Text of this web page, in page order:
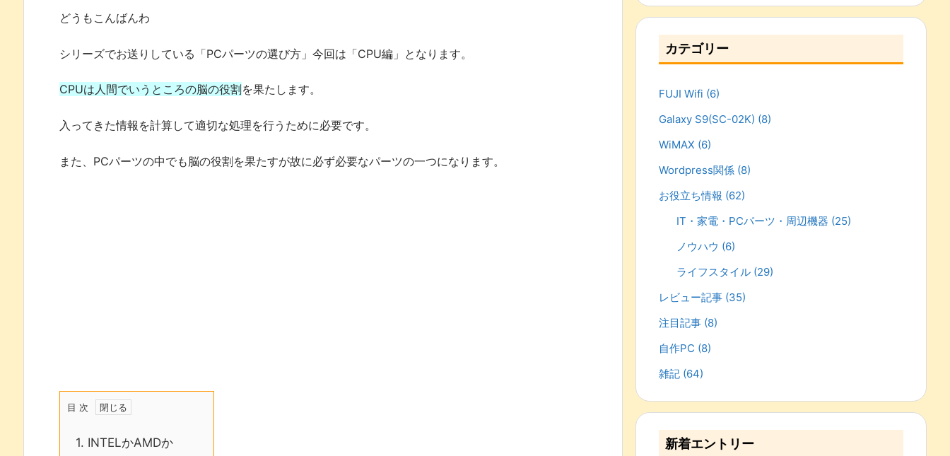
どうもこんばんわ
シリーズでお送りしている「PCパーツの選び方」今回は「CPU編」となります。
CPUは人間でいうところの脳の役割を果たします。
入ってきた情報を計算して適切な処理を行うために必要です。
また、PCパーツの中でも脳の役割を果たすが故に必ず必要なパーツの一つになります。
目 次
1. INTELかAMDか
カテゴリー
FUJI Wifi (6)
Galaxy S9(SC-02K) (8)
WiMAX (6)
Wordpress関係 (8)
お役立ち情報 (62)
IT・家電・PCパーツ・周辺機器 (25)
ノウハウ (6)
ライフスタイル (29)
レビュー記事 (35)
注目記事 (8)
自作PC (8)
雑記 (64)
新着エントリー